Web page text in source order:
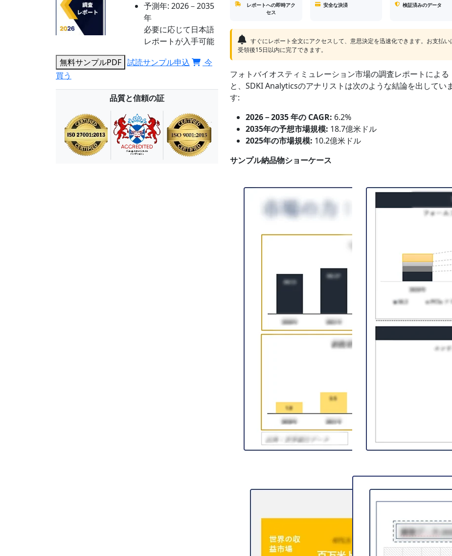
予測年: 2026－2035
年
必要に応じて日本語
レポートが入手可能
無料サンプルPDF 試読サンプル申込
今
買う
品質と信頼の証
レポートへの即時アク
セス
安全な決済 検証済みのデータ
すぐにレポート全文にアクセスして、意思決定を迅速化できます。お支払い
受領後15日以内に完了できます。
フォトバイオスティミュレーション市場の調査レポートによる
と、SDKI Analyticsのアナリストは次のような結論を出していま
す:
2026－2035 年の CAGR: 6.2%
2035年の予想市場規模: 18.7億米ドル
2025年の市場規模: 10.2億米ドル
サンプル納品物ショーケース